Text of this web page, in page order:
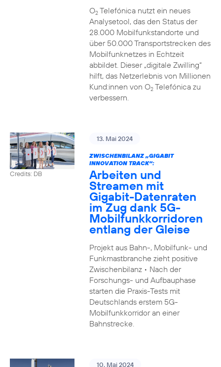
O2Telefónica nutzt ein neues
Analysetool, das den Status der
28.000 Mobilfunkstandorte und
über 50.000 Transportstrecken des
Mobilfunknetzes in Echtzeit
abbildet. Dieser „digitale Zwilling“
hilft, das Netzerlebnis von Millionen
Kund:innen von O2Telefónica zu
verbessern.
Credits: DB
13. Mai 2024
ZWISCHENBILANZ „GIGABIT
INNOVATION TRACK“:
Arbeiten und
Streamen mit
Gigabit-Datenraten
im Zug dank 5G-
Mobilfunkkorridoren
entlang der Gleise
Projekt aus Bahn-, Mobilfunk- und
Funkmastbranche zieht positive
Zwischenbilanz • Nach der
Forschungs- und Aufbauphase
starten die Praxis-Tests mit
Deutschlands erstem 5G-
Mobilfunkkorridor an einer
Bahnstrecke.
10. Mai 2024